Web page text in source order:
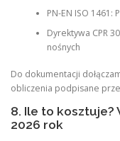
PN-EN ISO 1461:
Dyrektywa CPR
nośnych
Do dokumentacji
obliczenia podpisane
8. Ile to kosztuje?
2026 rok